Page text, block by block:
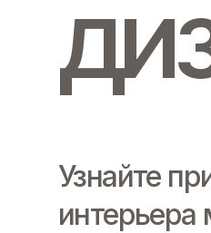
Узнайте
интерьера